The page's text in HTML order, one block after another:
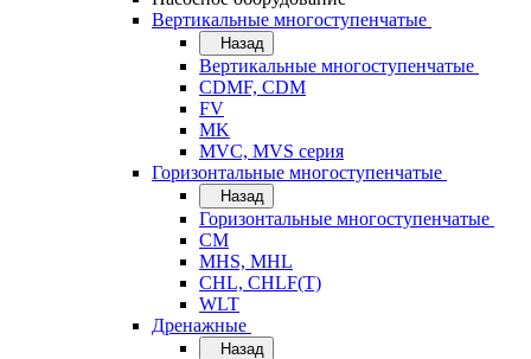
Вертикальные многоступенчатые
Назад
Вертикальные многоступенчатые
CDMF, CDM
FV
MK
MVC, MVS серия
Горизонтальные многоступенчатые
Назад
Горизонтальные многоступенчатые
CM
MHS, MHL
CHL, CHLF(T)
WLT
Дренажные
Назад